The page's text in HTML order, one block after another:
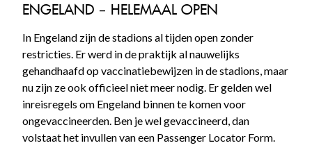
ENGELAND – HELEMAAL OPEN
In Engeland zijn de stadions al tijden open zonder
restricties. Er werd in de praktijk al nauwelijks
gehandhaafd op vaccinatiebewijzen in de stadions, maar
nu zijn ze ook officieel niet meer nodig. Er gelden wel
inreisregels om Engeland binnen te komen voor
ongevaccineerden. Ben je wel gevaccineerd, dan
volstaat het invullen van een Passenger Locator Form.